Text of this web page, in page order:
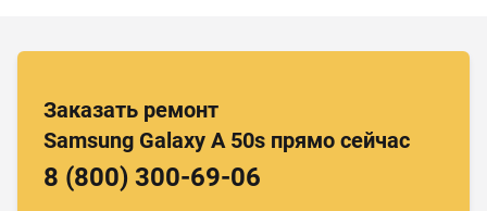
Заказать ремонт
Samsung Galaxy A 50s прямо сейчас
8 (800) 300-69-06